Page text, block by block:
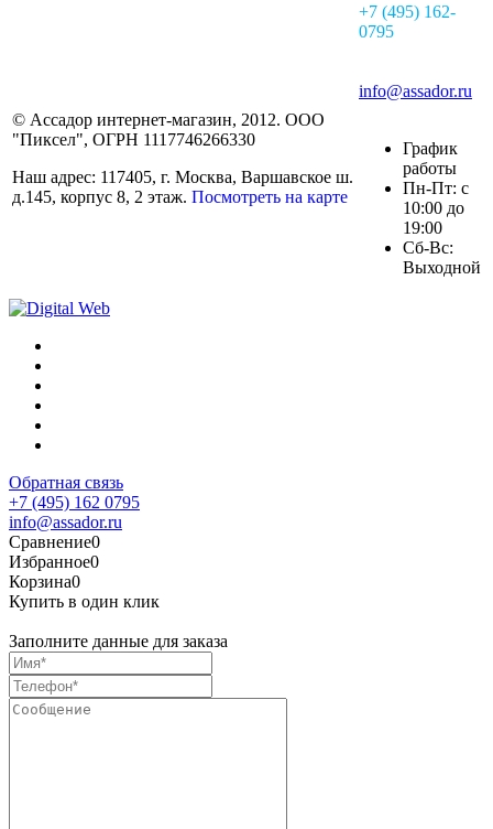
© Ассадор интернет-магазин, 2012. ООО
"Пиксел", ОГРН 1117746266330
Наш адрес: 117405, г. Москва, Варшавское ш.
д.145, корпус 8, 2 этаж. Посмотреть на карте
+7 (495) 162-
0795
info@assador.ru
График
работы
Пн-Пт: с
10:00 до
19:00
Сб-Вс:
Выходной
Обратная связь
+7 (495) 162 0795
info@assador.ru
Сравнение0
Избранное0
Корзина0
Купить в один клик
Заполните данные для заказа